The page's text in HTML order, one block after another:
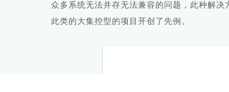
众多系统无法并存无法兼容的问题，此种解
此类的大集控型的项目开创了先例。